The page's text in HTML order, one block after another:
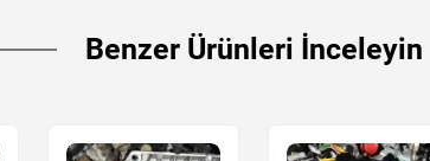
Benzer Ürünleri İnceleyin